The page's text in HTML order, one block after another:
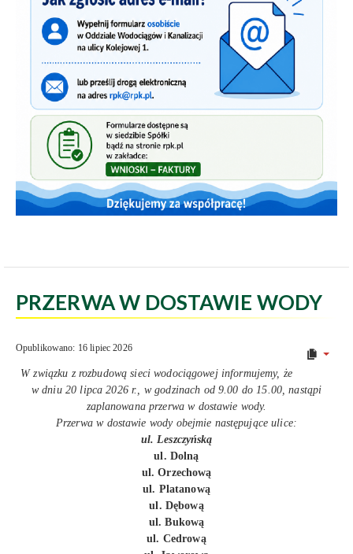
PRZERWA W DOSTAWIE WODY
Opublikowano: 16 lipiec 2026
W związku z rozbudową sieci wodociągowej informujemy, że
w dniu 20 lipca 2026 r., w godzinach od 9.00 do 15.00, nastąpi
zaplanowana przerwa w dostawie wody.
Przerwa w dostawie wody obejmie następujące ulice:
ul. Leszczyńską
ul. Dolną
ul. Orzechową
ul. Platanową
ul. Dębową
ul. Bukową
ul. Cedrową